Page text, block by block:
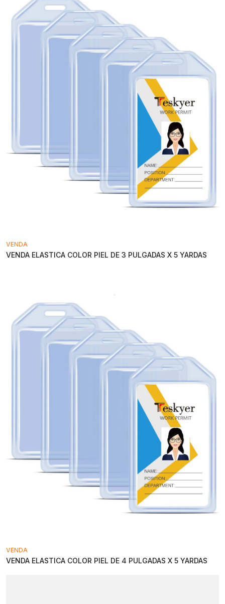
VENDA
VENDA ELASTICA COLOR PIEL DE 3 PULGADAS X 5 YARDAS
VENDA
VENDA ELASTICA COLOR PIEL DE 4 PULGADAS X 5 YARDAS